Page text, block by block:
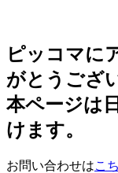
ピッコマに
がとうござ
本ページは
けます。
お問い合わせはこ